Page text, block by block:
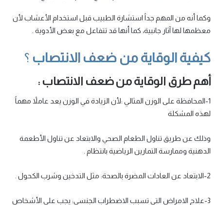
وكما أنه من المهم جداً استشارة الطبيب قبل استخدام الأعشاب لأن
معظمها لها آثار جانبية، كما أنها قد تتفاعل مع بعض الأدوية .
كيفية الوقاية من ضعف الانتصاب ؟
أهم طرق الوقاية من ضعف الانتصاب :
1-المحافظة على الوزن المثالي :لأن الزيادة في الوزن يعد عاملاً مهماً
لهذه المشكلة
وذلك عن طريق تناول الطعام الصحي والابتعاد عن تناول الأطعمة
الدهنية وممارسة التمارين الرياضية بانتظام .
2-الابتعاد عن العادات المضرة بالصحة : مثل التدخين وشرب الكحول .
3-علاج الامراض التي تسبب الاضطراب الجنسي
: يجب على الأشخاص